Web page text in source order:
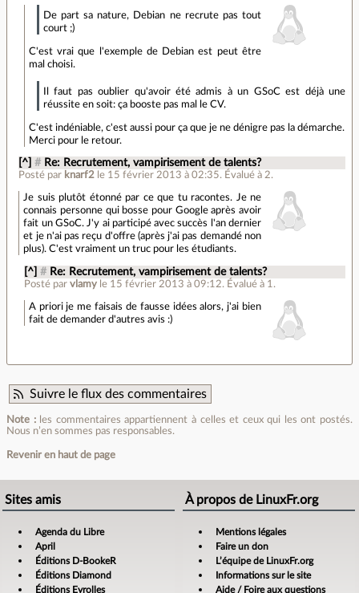
De part sa nature, Debian ne recrute pas tout
court ;)
C'est vrai que l'exemple de Debian est peut être
mal choisi.
Il faut pas oublier qu'avoir été admis à un GSoC est déjà une
réussite en soit: ça booste pas mal le CV.
C'est indéniable, c'est aussi pour ça que je ne dénigre pas la démarche.
Merci pour le retour.
[^] # Re: Recrutement, vampirisement de talents?
Posté par knarf2 le 15 février 2013 à 02:35. Évalué à 2.
Je suis plutôt étonné par ce que tu racontes. Je ne
connais personne qui bosse pour Google après avoir
fait un GSoC. J'y ai participé avec succès l'an dernier
et je n'ai pas reçu d'offre (après j'ai pas demandé non
plus). C'est vraiment un truc pour les étudiants.
[^] # Re: Recrutement, vampirisement de talents?
Posté par vlamy le 15 février 2013 à 09:12. Évalué à 1 .
A priori je me faisais de fausse idées alors, j'ai bien
fait de demander d'autres avis :)
Suivre le flux des commentaires
Note :les commentaires appartiennent à celles et ceux qui les ont postés.
Nous n’en sommes pas responsables.
Revenir en haut de page
Sites amis
Agenda du Libre
April
Éditions D-BookeR
Éditions Diamond
Éditions Eyrolles
À propos de LinuxFr.org
Mentions légales
Faire un don
L’équipe de LinuxFr.org
Informations sur le site
Aide / Foire aux questions